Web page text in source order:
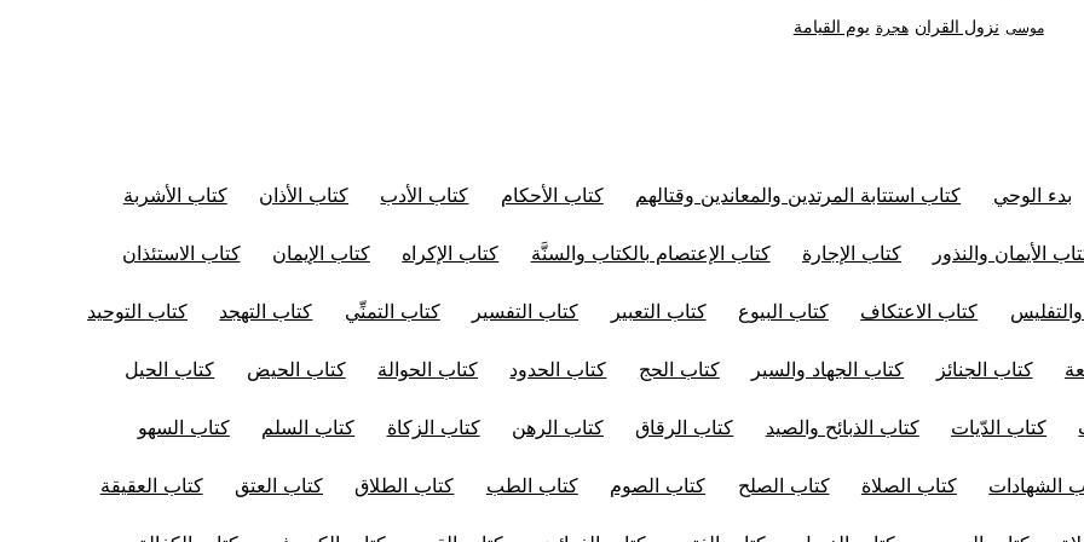
موسى نزول القران هجرة يوم القيامة
بدء الوحي كتاب استتابة المرتدين والمعاندين وقتالهم كتاب الأحكام كتاب الأدب كتاب الأذان كتاب الأشربة
الأيمان والنذور كتاب الإجارة كتاب الإعتصام بالكتاب والسنَّة كتاب الإكراه كتاب الإيمان كتاب الاستئذان
كتاب الاعتكاف كتاب البيوع كتاب التعبير كتاب التفسير كتاب التمنِّي كتاب التهجد كتاب التوحيد
كتاب الجنائز كتاب الجهاد والسير كتاب الحج كتاب الحدود كتاب الحوالة كتاب الحيض كتاب الحيل
كتاب الدّيات كتاب الذبائح والصيد كتاب الرقاق كتاب الرهن كتاب الزكاة كتاب السلم كتاب السهو
الشهادات كتاب الصلاة كتاب الصلح كتاب الصوم كتاب الطب كتاب الطلاق كتاب العتق كتاب العقيقة